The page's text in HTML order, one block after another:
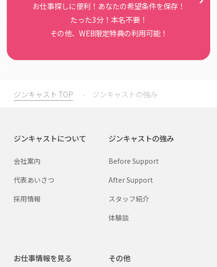
お仕事探しに便利！あなたの希望条件を保存！
たった3分！本名不要！
その他、WEB限定特典の利用可能！
ジンキャスト TOP - ジンキャストの強み
ジンキャストについて
会社案内
代表あいさつ
採用情報
ジンキャストの強み
Before Support
After Support
スタッフ紹介
体験談
お仕事情報を見る その他